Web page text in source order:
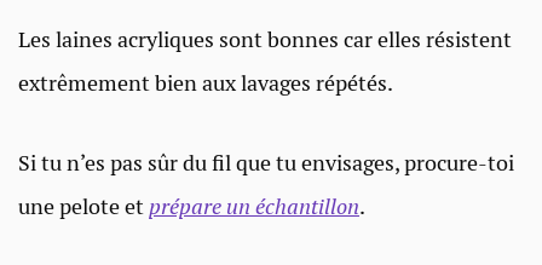
Les laines acryliques sont bonnes car elles résistent
extrêmement bien aux lavages répétés.
Si tu n’es pas sûr du fil que tu envisages, procure-toi
une pelote et prépare un échantillon.